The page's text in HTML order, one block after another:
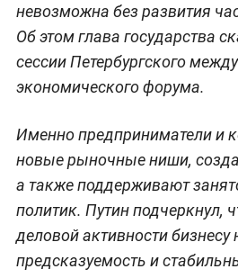
невозможна без развития
Об этом глава государства
сессии Петербургского
экономического форума.
Именно предприниматели и
новые рыночные ниши,
а также поддерживают
политик. Путин подчеркнул,
деловой активности бизнесу
предсказуемость и